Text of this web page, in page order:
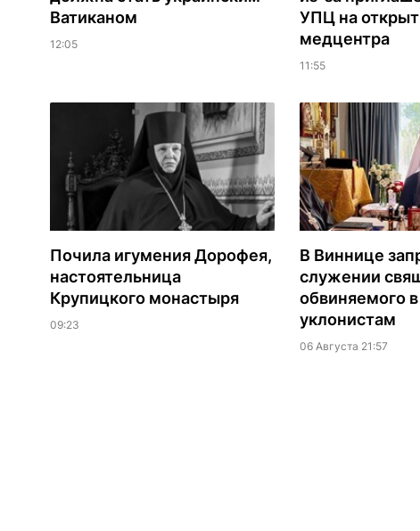
Ватиканом
12:05
УПЦ на
медцентра
11:55
Почила игумения Дорофея,
настоятельница
Крупицкого монастыря
09:23
В Виннице
служении
обвиняемого
уклонистам
06 Августа 21:57